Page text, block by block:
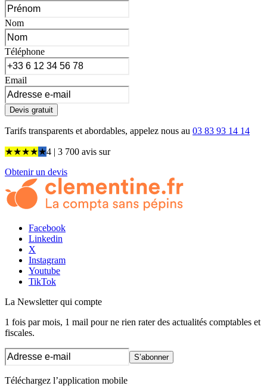
Nom
Téléphone
Email
Devis gratuit
Tarifs transparents et abordables, appelez nous au 03 83 93 14 14
★★★★★4 | 3 700 avis sur
Obtenir un devis
Facebook
Linkedin
X
Instagram
Youtube
TikTok
La Newsletterqui compte
1 fois par mois, 1 mail pour ne rien rater des actualités comptables et
fiscales.
S’abonner
Téléchargez l’application mobile